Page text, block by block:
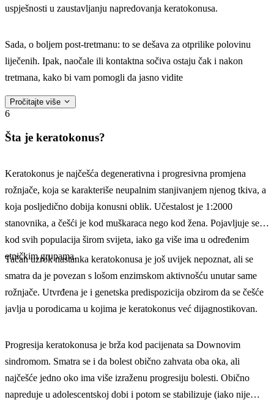
uspješnosti u zaustavljanju napredovanja keratokonusa.
Sada, o boljem post-tretmanu: to se dešava za otprilike polovinu
liječenih. Ipak, naočale ili kontaktna sočiva ostaju čak i nakon
tretmana, kako bi vam pomogli da jasno vidite
Pročitajte više
6
Šta je keratokonus?
Keratokonus je najčešća degenerativna i progresivna promjena
rožnjače, koja se karakteriše neupalnim stanjivanjem njenog tkiva, a
koja posljedično dobija konusni oblik. Učestalost je 1:2000
stanovnika, a češći je kod muškaraca nego kod žena. Pojavljuje se
kod svih populacija širom svijeta, iako ga više ima u određenim
etničkim grupama.
Tačan uzrok nastanka keratokonusa je još uvijek nepoznat, ali se
smatra da je povezan s lošom enzimskom aktivnošću unutar same
rožnjače. Utvrđena je i genetska predispozicija obzirom da se češće
javlja u porodicama u kojima je keratokonus već dijagnostikovan.
Progresija keratokonusa je brža kod pacijenata sa Downovim
sindromom. Smatra se i da bolest obično zahvata oba oka, ali
najčešće jedno oko ima više izraženu progresiju bolesti. Obično
napreduje u adolescentskoj dobi i potom se stabilizuje (iako nije